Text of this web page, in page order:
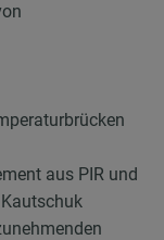
aus PIR und